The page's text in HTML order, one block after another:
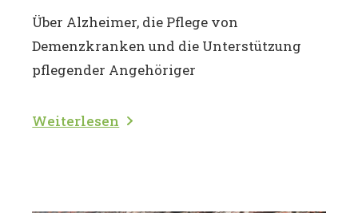
Über Alzheimer, die Pflege von
Demenzkranken und die Unterstützung
pflegender Angehöriger
Weiterlesen